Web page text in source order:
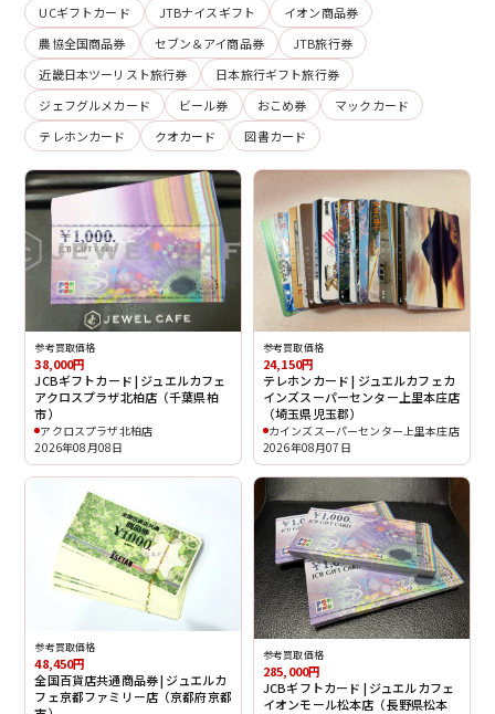
UCギフトカード
JTBナイスギフト
イオン商品券
農協全国商品券
セブン＆アイ商品券
JTB旅行券
近畿日本ツーリスト旅行券
日本旅行ギフト旅行券
ジェフグルメカード
ビール券 おこめ券
マックカード
テレホンカード
クオカード 図書カード
参考買取価格
38,000円
JCBギフトカード | ジュエルカフェ
アクロスプラザ北柏店（千葉県柏
市）
アクロスプラザ北柏店
2026年08月08日
参考買取価格
24,150円
テレホンカード | ジュエルカフェカ
インズスーパーセンター上里本庄店
（埼玉県児玉郡）
カインズスーパーセンター上里本庄店
2026年08月07日
参考買取価格
48,450円
全国百貨店共通商品券 | ジュエルカ
フェ京都ファミリー店（京都府京都
参考買取価格
285,000円
JCBギフトカード | ジュエルカフェ
イオンモール松本店（長野県松本